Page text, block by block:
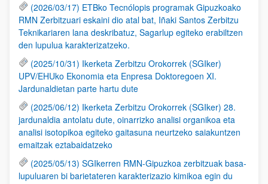
(2026/03/17) ETBko Tecnólopis programak Gipuzkoako
RMN Zerbitzuari eskaini dio atal bat, Iñaki Santos Zerbitzu
Teknikariaren lana deskribatuz, Sagarlup egiteko erabiltzen
den lupulua karakterizatzeko.
(2025/10/31) Ikerketa Zerbitzu Orokorrek (SGIker)
UPV/EHUko Ekonomia eta Enpresa Doktoregoen XI.
Jardunaldietan parte hartu dute
(2025/06/12) Ikerketa Zerbitzu Orokorrek (SGIker) 28.
jardunaldia antolatu dute, oinarrizko analisi organikoa eta
analisi isotopikoa egiteko gaitasuna neurtzeko saiakuntzen
emaitzak eztabaidatzeko
(2025/05/13) SGIkerren RMN-Gipuzkoa zerbitzuak basa-
lupuluaren bi barietateren karakterizazio kimikoa egin du